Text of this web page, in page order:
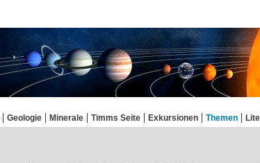
Geologie Minerale Timms Seite Exkursionen Themen